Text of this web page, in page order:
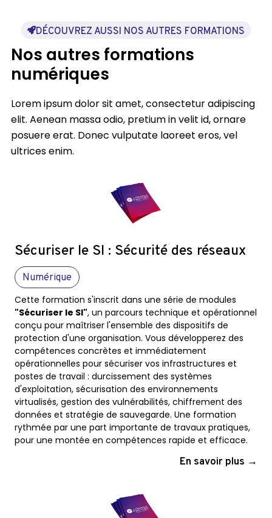
DÉCOUVREZ AUSSI NOS AUTRES FORMATIONS
Nos autres formations
numériques
Lorem ipsum dolor sit amet, consectetur adipiscing
elit. Aenean massa odio, pretium in velit id, ornare
posuere erat. Donec vulputate laoreet eros, vel
ultrices enim.
Sécuriser le SI : Sécurité des réseaux
Numérique
Cette formation s'inscrit dans une série de modules
"Sécuriser le SI", un parcours technique et opérationnel
conçu pour maîtriser l'ensemble des dispositifs de
protection d'une organisation. Vous développerez des
compétences concrètes et immédiatement
opérationnelles pour sécuriser vos infrastructures et
postes de travail : durcissement des systèmes
d'exploitation, sécurisation des environnements
virtualisés, gestion des vulnérabilités, chiffrement des
données et stratégie de sauvegarde. Une formation
rythmée par une part importante de travaux pratiques,
pour une montée en compétences rapide et efficace.
En savoir plus →